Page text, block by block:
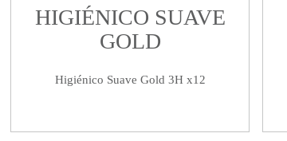
HIGIÉNICO SUAVE
GOLD
Higiénico Suave Gold 3H x12